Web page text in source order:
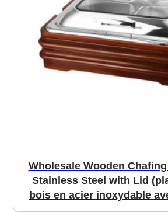
Wholesale Wooden
Stainless Steel with Lid
bois en acier inoxydable